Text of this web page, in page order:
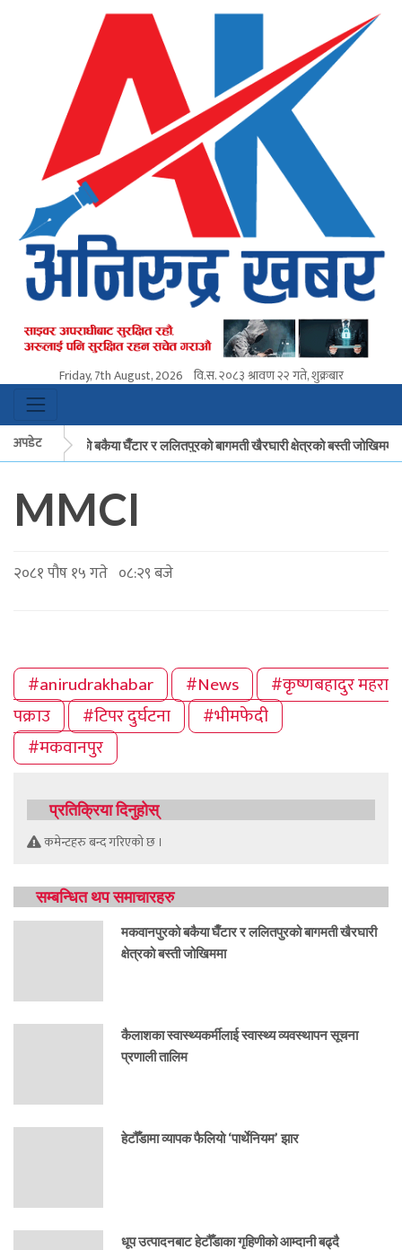
Friday, 7th August, 2026 वि.स.२०८३ श्रावण २२ गते, शुक्रबार
अपडेटमकवानपुरको बकैया घैँटार र ललितपुरको बागमती खैरघारी क्षेत्रको बस्ती जोखिममा
मकवानपुरको बकैया घैँटार र ललितपुरको बागमती खैरघारी क्षेत्रको बस्ती जोखिममा
MMCI
२०८१ पौष १५ गते ०८:२९ बजे
#anirudrakhabar #News
#कृष्णबहादुर महरा
पक्राउ
#टिपर दुर्घटना
#भीमफेदी
#मकवानपुर
प्रतिक्रिया दिनुहोस्
कमेन्टहरु बन्द गरिएको छ ।
सम्बन्धित थप समाचारहरु
मकवानपुरको बकैया घैँटार र ललितपुरको बागमती खैरघारी
क्षेत्रको बस्ती जोखिममा
कैलाशका स्वास्थ्यकर्मीलाई स्वास्थ्य व्यवस्थापन सूचना
प्रणाली तालिम
हेटौँडामा व्यापक फैलियो ‘पार्थेनियम’ झार
धूप उत्पादनबाट हेटौँडाका गृहिणीको आम्दानी बढ्दै